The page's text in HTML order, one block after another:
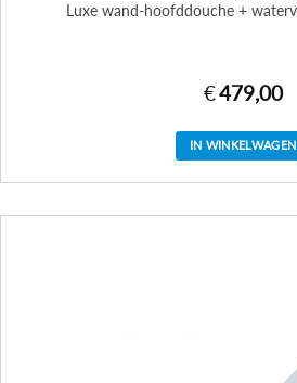
Luxe wand-hoofddouche +
€479,00
IN WINKELWAGEN